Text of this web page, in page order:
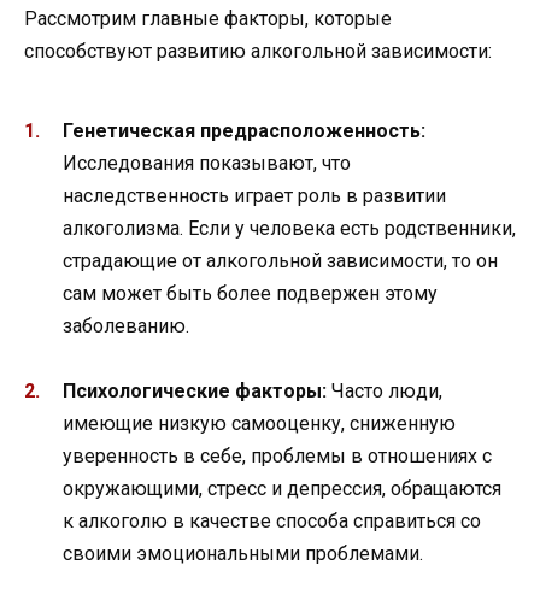
Рассмотрим главные факторы, которые
способствуют развитию алкогольной зависимости:
Генетическая предрасположенность:
Исследования показывают, что
наследственность играет роль в развитии
алкоголизма. Если у человека есть родственники,
страдающие от алкогольной зависимости, то он
сам может быть более подвержен этому
заболеванию.
Психологические факторы: Часто люди,
имеющие низкую самооценку, сниженную
уверенность в себе, проблемы в отношениях с
окружающими, стресс и депрессия, обращаются
к алкоголю в качестве способа справиться со
своими эмоциональными проблемами.